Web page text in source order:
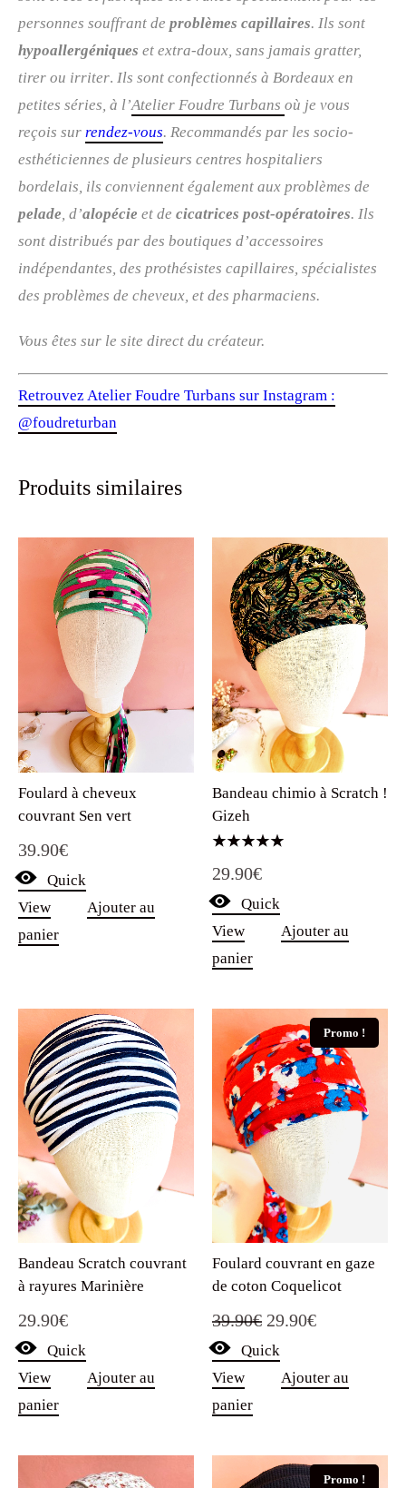
personnes souffrant de problèmes capillaires. Ils sont
hypoallergéniques et extra-doux, sans jamais gratter,
tirer ou irriter. Ils sont confectionnés à Bordeaux en
petites séries, à l’Atelier Foudre Turbans où je vous
reçois sur rendez-vous. Recommandés par les socio-
esthéticiennes de plusieurs centres hospitaliers
bordelais, ils conviennent également aux problèmes de
pelade , d’alopécie et de cicatrices post-opératoires. Ils
sont distribués par des boutiques d’accessoires
indépendantes, des prothésistes capillaires, spécialistes
des problèmes de cheveux, et des pharmaciens.
Vous êtes sur le site direct du créateur.
Retrouvez Atelier Foudre Turbans sur Instagram :
@foudreturban
Produits similaires
Foulard à cheveux
couvrant Sen vert
39.90€
Quick
View
Ajouter au
panier
Bandeau chimio à Scratch !
Gizeh
5.00
sur 5
29.90€
Quick
View
Ajouter au
panier
Bandeau Scratch couvrant
à rayures Marinière
29.90€
Quick
View
Ajouter au
panier
Promo !
Foulard couvrant en gaze
de coton Coquelicot
39.90€ Le
prix
initial
39.90€.
29.90€Le
actuel
29.90€.
Quick
View
Ajouter au
panier
Promo !